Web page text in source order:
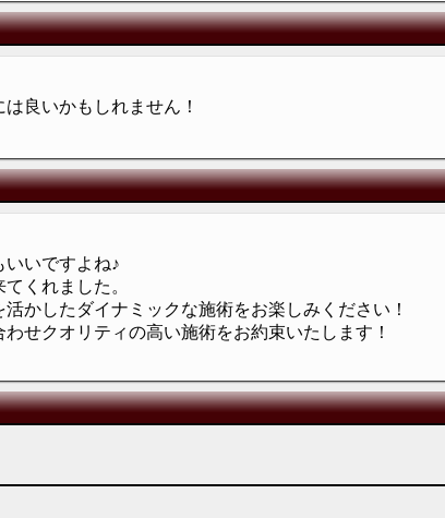
良いかもしれません！
いですよね♪
くれました。
かしたダイナミックな施術をお楽しみください！
せクオリティの高い施術をお約束いたします！